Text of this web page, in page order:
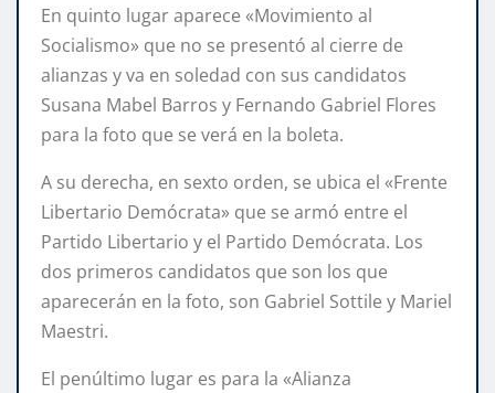
En quinto lugar aparece «Movimiento al
Socialismo» que no se presentó al cierre de
alianzas y va en soledad con sus candidatos
Susana Mabel Barros y Fernando Gabriel Flores
para la foto que se verá en la boleta.
A su derecha, en sexto orden, se ubica el «Frente
Libertario Demócrata» que se armó entre el
Partido Libertario y el Partido Demócrata. Los
dos primeros candidatos que son los que
aparecerán en la foto, son Gabriel Sottile y Mariel
Maestri.
El penúltimo lugar es para la «Alianza